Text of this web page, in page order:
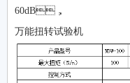
60dB，
万能扭转试验机